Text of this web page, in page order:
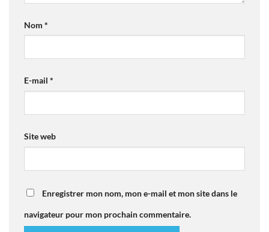
Nom *
E-mail *
Site web
Enregistrer mon nom, mon e-mail et mon site dans le
navigateur pour mon prochain commentaire.